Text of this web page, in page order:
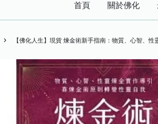
首頁 關於佛化
› 【佛化人生】現貨 煉金術新手指南：物質、心智、